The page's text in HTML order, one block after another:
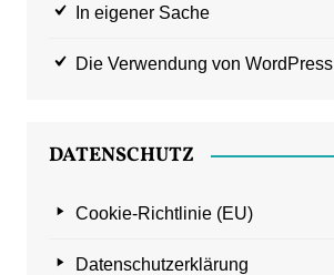
In eigener Sache
Die Verwendung von WordPress
DATENSCHUTZ
Cookie-Richtlinie (EU)
Datenschutzerklärung